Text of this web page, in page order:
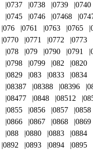
0737 0738 0739 0740
0745 0746 07468
076 0761 0763 0765
0770 0771 0772 0773
078 079 0790 0791
0798 0799 082 0820
0829 083 0833 0834
08387 08388 08396
08477 0848 08512
0855 0856 0857 0858
0866 0867 0868 0869
088 0880 0883 0884
0892 0893 0894 0895